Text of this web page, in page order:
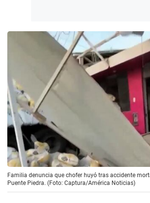
Familia denuncia que chofer huyó tras accidente
Puente Piedra. (Foto: Captura/América Noticias)